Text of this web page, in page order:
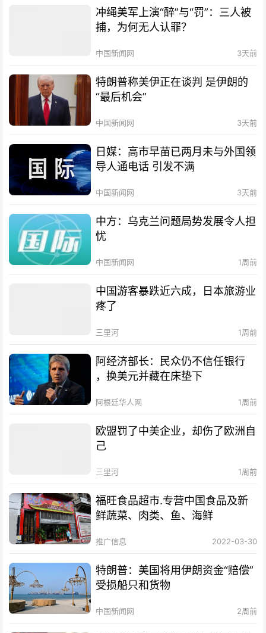
冲绳美军上演“醉”与“罚”：三人被
捕，为何无人认罪？
中国新闻网 3天前
特朗普称美伊正在谈判 是伊朗的
“最后机会”
中国新闻网 3天前
日媒：高市早苗已两月未与外国领
导人通电话 引发不满
中国新闻网 3天前
中方：乌克兰问题局势发展令人担
忧
中国新闻网 1周前
中国游客暴跌近六成，日本旅游业
疼了
三里河 1周前
阿经济部长：民众仍不信任银行
，换美元并藏在床垫下
阿根廷华人网 1周前
欧盟罚了中美企业，却伤了欧洲自
己
三里河 1周前
福旺食品超市.专营中国食品及新
鲜蔬菜、肉类、鱼、海鲜
推广信息 2022-03-30
特朗普：美国将用伊朗资金“赔偿”
受损船只和货物
中国新闻网 2周前